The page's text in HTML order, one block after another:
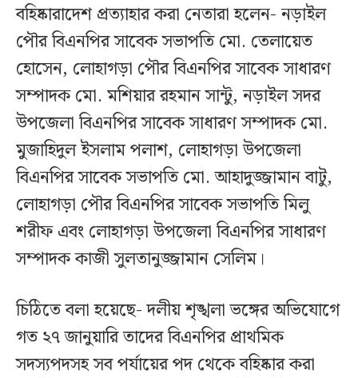
বহিষ্কারাদেশ প্রত্যাহার করা নেতারা হলেন- নড়াইল
পৌর বিএনপির সাবেক সভাপতি মো. তেলায়েত
হোসেন, লোহাগড়া পৌর বিএনপির সাবেক সাধারণ
সম্পাদক মো. মশিয়ার রহমান সান্টু, নড়াইল সদর
উপজেলা বিএনপির সাবেক সাধারণ সম্পাদক মো.
মুজাহিদুল ইসলাম পলাশ, লোহাগড়া উপজেলা
বিএনপির সাবেক সভাপতি মো. আহাদুজ্জামান বাটু,
লোহাগড়া পৌর বিএনপির সাবেক সভাপতি মিলু
শরীফ এবং লোহাগড়া উপজেলা বিএনপির সাধারণ
সম্পাদক কাজী সুলতানুজ্জামান সেলিম।
চিঠিতে বলা হয়েছে- দলীয় শৃঙ্খলা ভঙ্গের অভিযোগে
গত ২৭ জানুয়ারি তাদের বিএনপির প্রাথমিক
সদস্যপদসহ সব পর্যায়ের পদ থেকে বহিষ্কার করা